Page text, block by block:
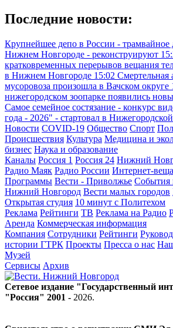
Последние новости:
Крупнейшее депо в России - трамвайное
Нижнем Новгороде - реконструируют
кратковременных перерывов вещания
в Нижнем Новгороде 15:02 Смертельная
мусоровоза произошла в Вачском округе
нижегородском зоопарке появились
Самое семейное состязание - конкурс
года - 2026" - стартовал в
Новости COVID-19 Общество Спорт
Происшествия Культура Медицина и
бизнес Наука и образование
Каналы Россия 1 Россия 24 Нижний
Радио Маяк Радио России Интернет-
Программы Вести - Приволжье События
Нижний Новгород Вести малых городов
Открытая студия 10 минут с Политехом
Реклама Рейтинги ТВ Реклама на Радио
Аренда Коммерческая информация
Компания Сотрудники Рейтинги
истории ГТРК Проекты Пресса о нас
Музей
Сервисы Архив
Сетевое издание "Государственный
"Россия" 2001 - 2026.